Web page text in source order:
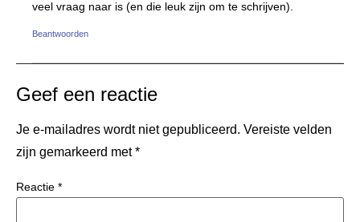
veel vraag naar is (en die leuk zijn om te schrijven).
Beantwoorden
Geef een reactie
Je e-mailadres wordt niet gepubliceerd. Vereiste velden
zijn gemarkeerd met*
Reactie *